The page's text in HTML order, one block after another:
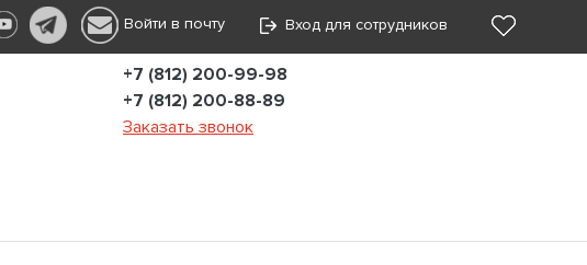
Войти в почту Вход для сотрудников
+7 (812) 200-99-98
+7 (812) 200-88-89
Заказать звонок